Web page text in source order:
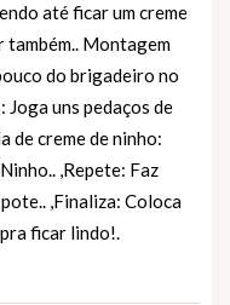
até ficar um creme
Montagem
do brigadeiro no
Joga uns pedaços de
de creme de ninho:
,Repete: Faz
,Finaliza: Coloca
ficar lindo!.